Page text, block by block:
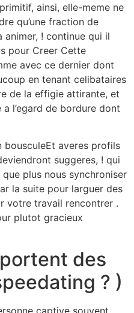
ainsi, elle-meme ne
qu’une fraction de
animer, ! continue qui il
pour Creer Cette
avec ce dernier dont
en tenant celibataires
de la effigie attirante, et
l’egard de bordure dont
bousculeEt averes profils
suggeres, ! qui
plus nous synchroniser
la suite pour larguer des
votre travail rencontrer .
plutot gracieux
des
? )
captive souvent